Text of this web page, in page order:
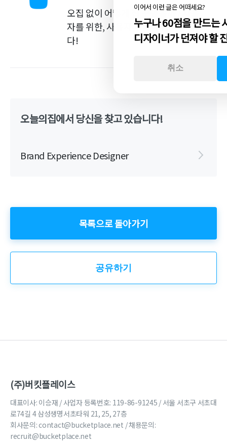
오집 없이 어떻게 집 꾸몄을까 / 사용
자를 위한, 사용자에 의해 움직입니
다!
이어서 이런 글은 어떠세요?
누구나 60점을 만드는
디자이너가 던져야 할
취소
오늘의집에서 당신을 찾고 있습니다!
Brand Experience Designer
목록으로 돌아가기
공유하기
(주)버킷플레이스
대표이사: 이승재 / 사업자 등록번호: 119-86-91245 / 서울 서초구 서초대
로74길 4 삼성생명서초타워 21, 25, 27층
회사문의: contact@bucketplace.net / 채용문의:
recruit@bucketplace.net